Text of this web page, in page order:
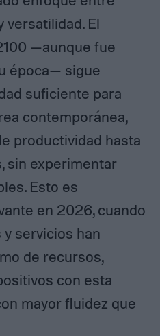
versatilidad. El
—aunque fue
época— sigue
suficiente para
contemporánea,
productividad hasta
sin experimentar
Esto es
en 2026, cuando
servicios han
de recursos,
con esta
mayor fluidez que